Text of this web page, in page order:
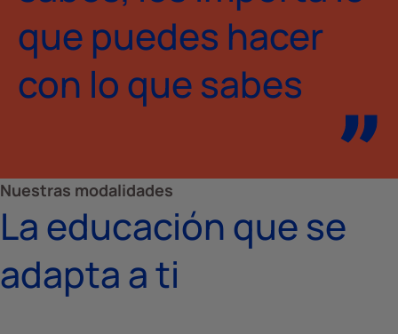
que puedes hacer
con lo que sabes
Nuestras modalidades
La educación que se
adapta a ti